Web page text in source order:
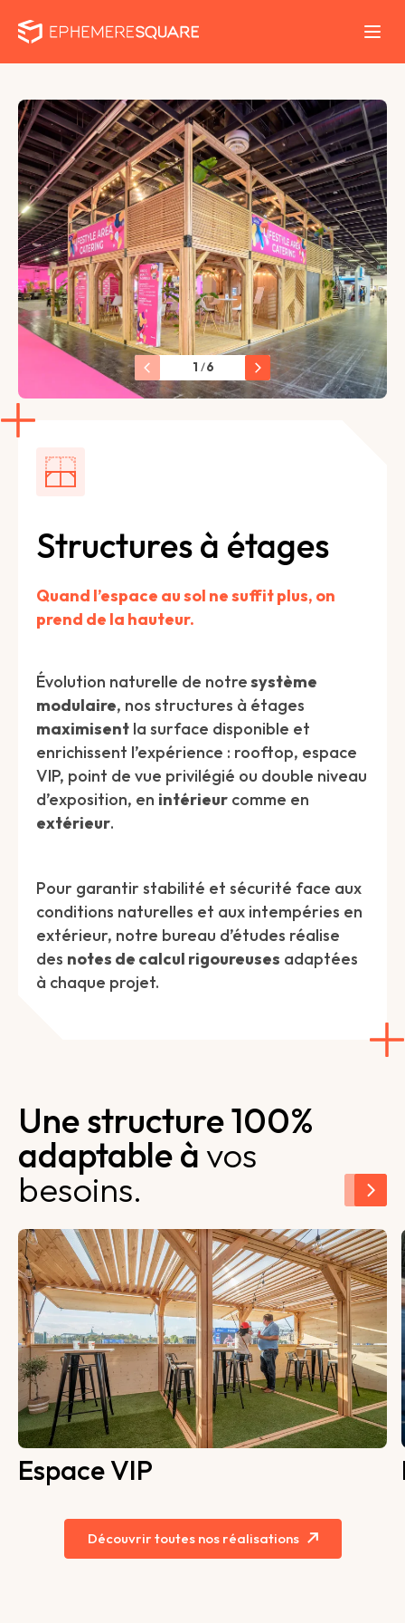
1 /6
Structures à étages
Quand l’espace au sol ne suffit plus, on
prend de la hauteur.
Évolution naturelle de notresystème
modulaire, nos structures à étages
maximisent la surface disponible et
enrichissent l’expérience : rooftop, espace
VIP, point de vue privilégié ou double niveau
d’exposition, en intérieur comme en
extérieur.
Pour garantir stabilité et sécurité face aux
conditions naturelles et aux intempéries en
extérieur, notre bureau d’études réalise
des notes de calcul rigoureuses adaptées
à chaque projet.
Une structure 100%
adaptable àvos
besoins.
Espace VIP
Découvrir toutes nos réalisations